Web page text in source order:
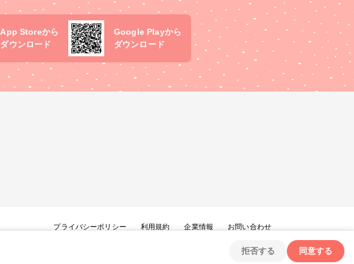
App Storeから
ダウンロード
Google Playから
ダウンロード
プライバシーポリシー 利用規約 企業情報 お問い合わせ
tryangle Co., Ltd. All Rights Reserved.
拒否する 同意する